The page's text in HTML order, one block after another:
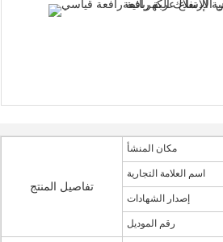
تفاصيل المنتج
مكان المنشأ
اسم العلامة التجارية
إصدار الشهادات
رقم الموديل